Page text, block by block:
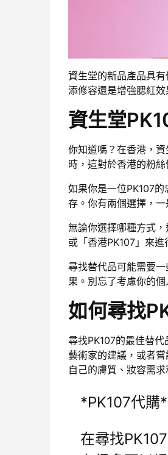
資生堂的新品產品具
添修容還是增強腮紅
資生堂
你知道嗎？在香港，
時，這對於香港的粉
如果你是一位PK107
存。你有兩個選擇，
無論你選擇哪種方式，
或「香港PK107」來
尋找替代品可能需要
果。別忘了考慮你的
如何尋找
尋找PK107的最佳替
藝術家的建議，或者
自己的膚質、妝容需求
*PK107代購*
在尋找